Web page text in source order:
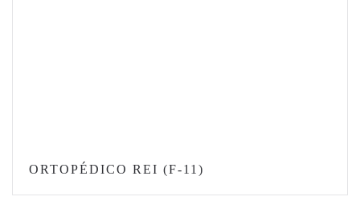
ORTOPÉDICO REI (F-11)